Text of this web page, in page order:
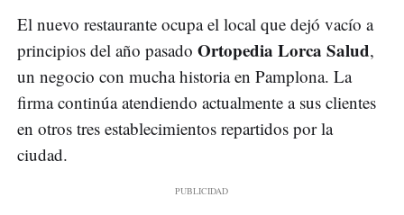
El nuevo restaurante ocupa el local que dejó vacío a
principios del año pasado Ortopedia Lorca Salud,
un negocio con mucha historia en Pamplona. La
firma continúa atendiendo actualmente a sus clientes
en otros tres establecimientos repartidos por la
ciudad.